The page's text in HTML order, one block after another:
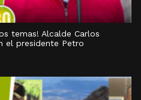
temas! Alcalde Carlos
el presidente Petro